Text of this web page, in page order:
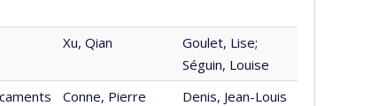
Xu, Qian
Goulet, Lise;
Séguin, Louise
Conne, Pierre Denis, Jean-Louis